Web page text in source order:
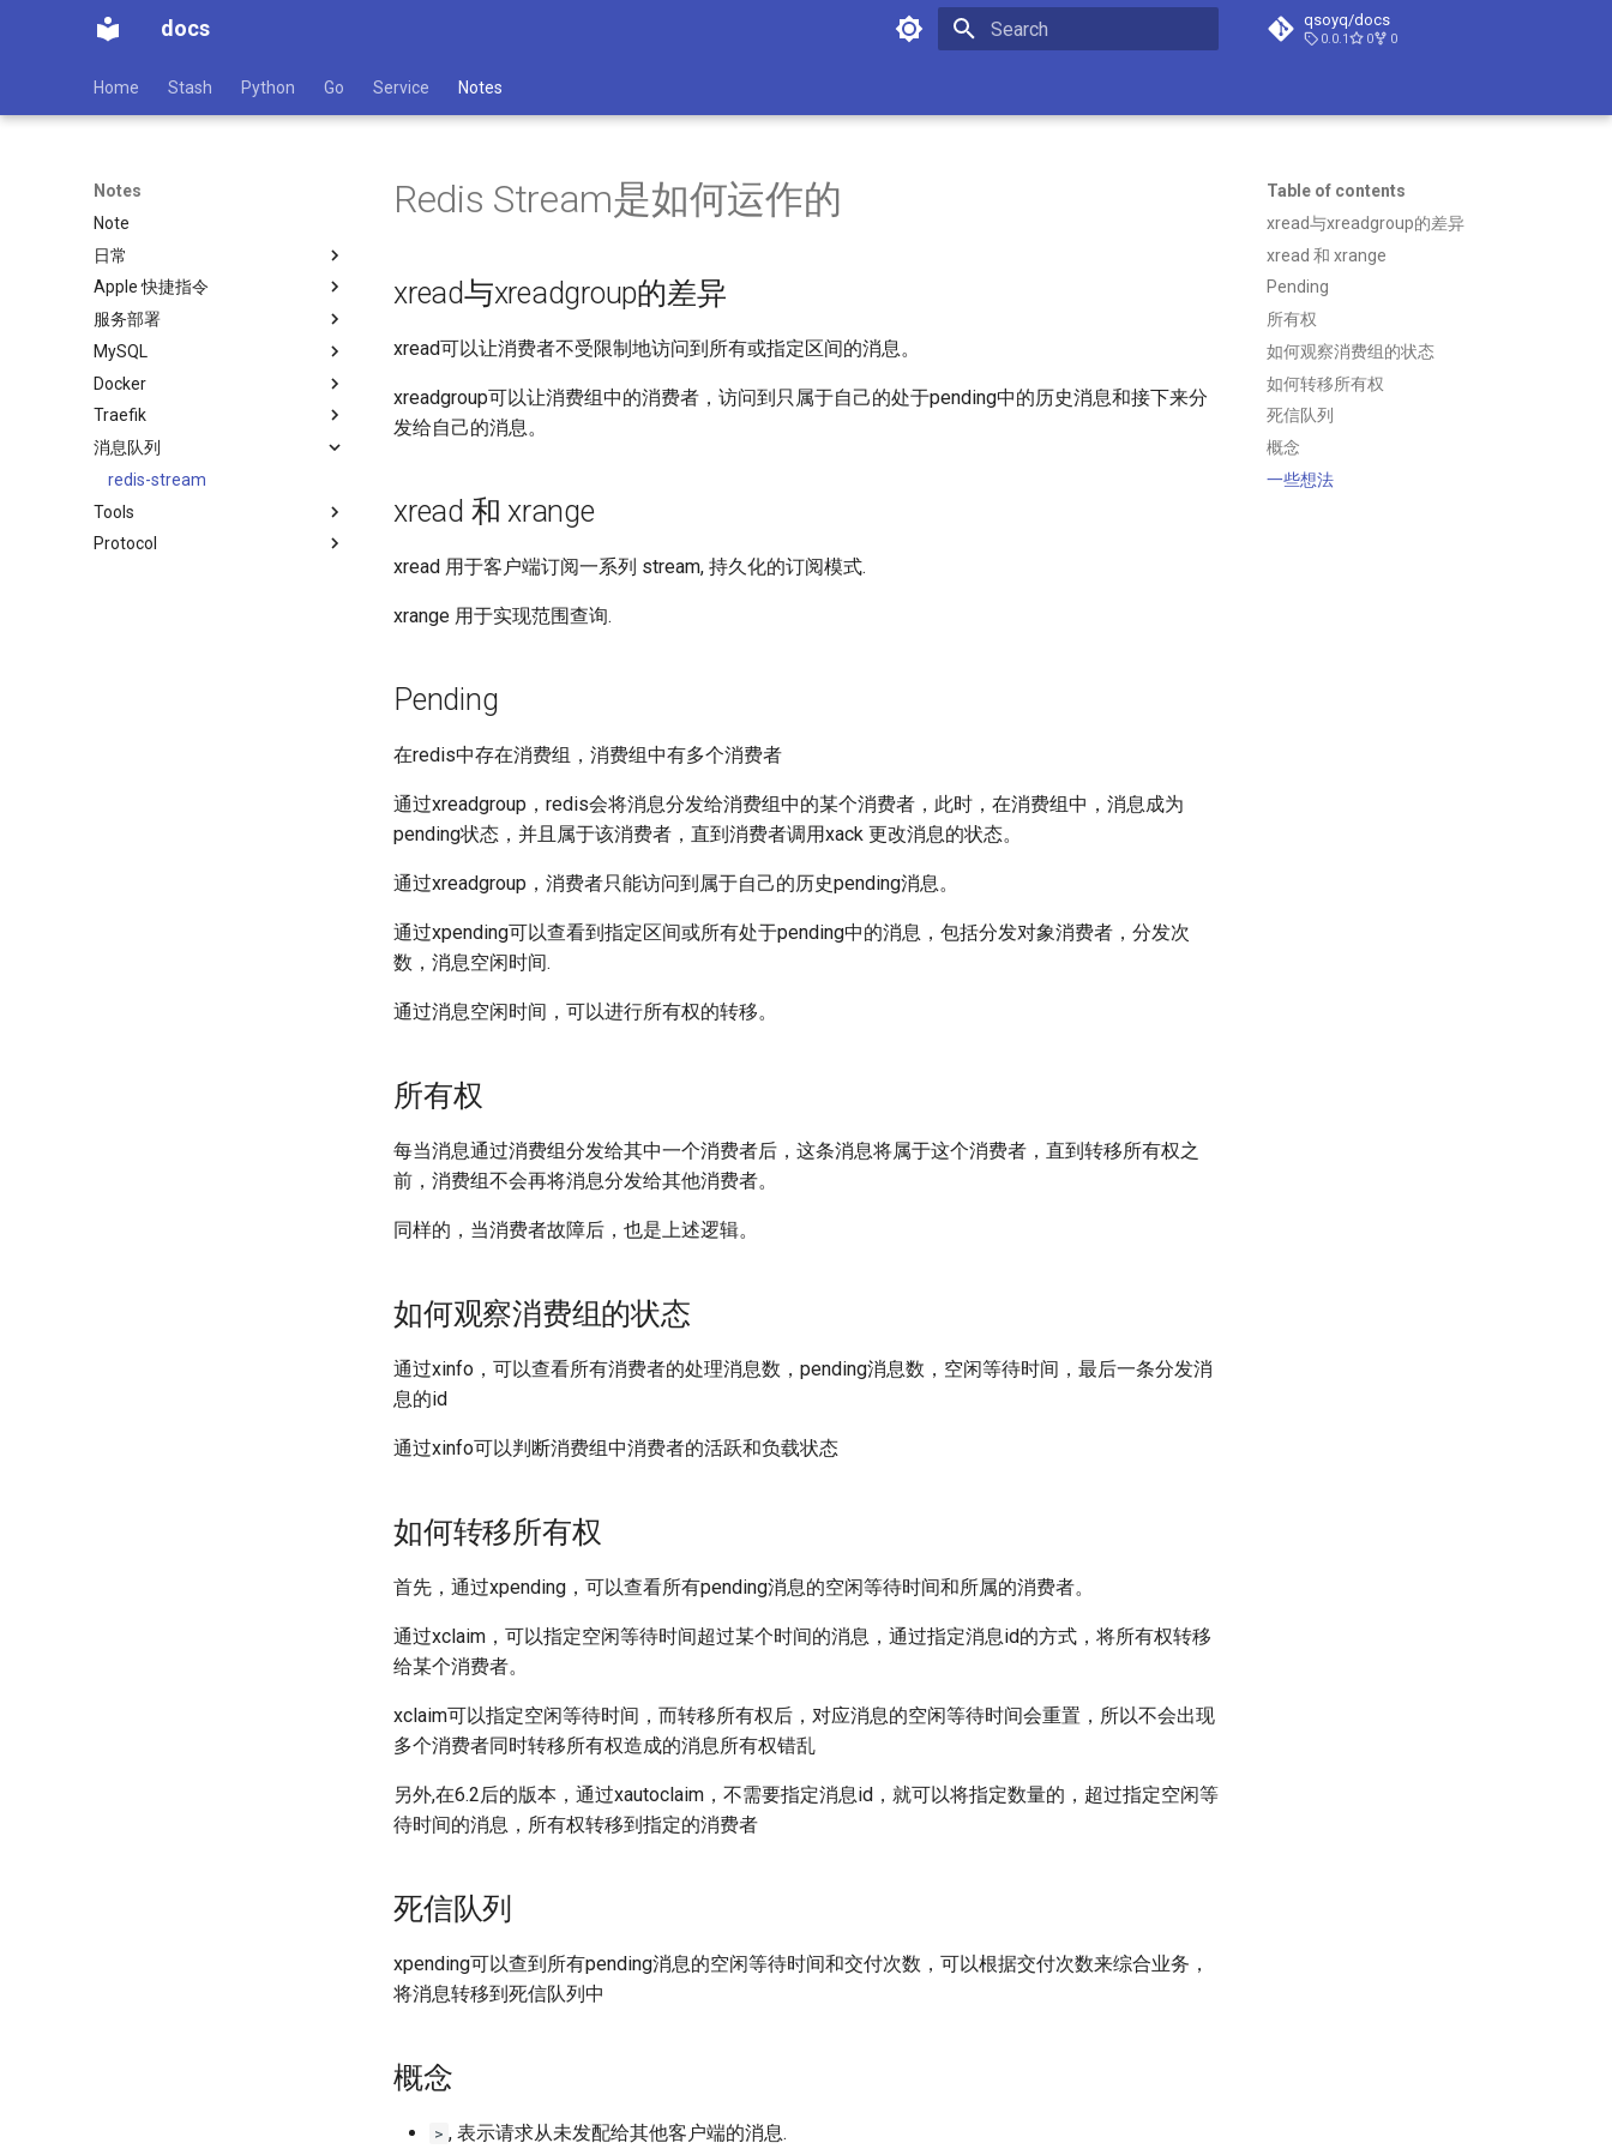
docs qsoyq/docs
0.0.1 0 0
Home Stash Python Go Service Notes
Notes
Note
日常
Apple 快捷指令
服务部署
MySQL
Docker
Traefik
消息队列
redis-stream
Tools
Protocol
Table of contents
xread与xreadgroup的差异
xread 和 xrange
Pending
所有权
如何观察消费组的状态
如何转移所有权
死信队列
概念
一些想法
Redis Stream是如何运作的
xread与xreadgroup的差异
xread可以让消费者不受限制地访问到所有或指定区间的消息。
xreadgroup可以让消费组中的消费者，访问到只属于自己的处于pending中的历史消息和接下来分
发给自己的消息。
xread 和 xrange
xread 用于客户端订阅一系列 stream, 持久化的订阅模式.
xrange 用于实现范围查询.
Pending
在redis中存在消费组，消费组中有多个消费者
通过xreadgroup，redis会将消息分发给消费组中的某个消费者，此时，在消费组中，消息成为
pending状态，并且属于该消费者，直到消费者调用xack 更改消息的状态。
通过xreadgroup，消费者只能访问到属于自己的历史pending消息。
通过xpending可以查看到指定区间或所有处于pending中的消息，包括分发对象消费者，分发次
数，消息空闲时间.
通过消息空闲时间，可以进行所有权的转移。
所有权
每当消息通过消费组分发给其中一个消费者后，这条消息将属于这个消费者，直到转移所有权之
前，消费组不会再将消息分发给其他消费者。
同样的，当消费者故障后，也是上述逻辑。
如何观察消费组的状态
通过xinfo，可以查看所有消费者的处理消息数，pending消息数，空闲等待时间，最后一条分发消
息的id
通过xinfo可以判断消费组中消费者的活跃和负载状态
如何转移所有权
首先，通过xpending，可以查看所有pending消息的空闲等待时间和所属的消费者。
通过xclaim，可以指定空闲等待时间超过某个时间的消息，通过指定消息id的方式，将所有权转移
给某个消费者。
xclaim可以指定空闲等待时间，而转移所有权后，对应消息的空闲等待时间会重置，所以不会出现
多个消费者同时转移所有权造成的消息所有权错乱
另外,在6.2后的版本，通过xautoclaim，不需要指定消息id，就可以将指定数量的，超过指定空闲等
待时间的消息，所有权转移到指定的消费者
死信队列
xpending可以查到所有pending消息的空闲等待时间和交付次数，可以根据交付次数来综合业务，
将消息转移到死信队列中
概念
> , 表示请求从未发配给其他客户端的消息.